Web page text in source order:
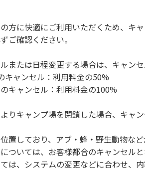
な行為（大音量の音楽、カラオケの
よる焚き火、BBQ、キャンプファイ
いるバーベキューコンロ及び焚き火
テントは張らないでください。（ター
ミは全てお持ち帰りください。（使用
どで起きた金品等の盗難、ご利用者
管理人の指示に従ってください。従
方に快適にご利用いただくため、キャ
ご確認ください。
たは日程変更する場合は、キャンセ
キャンセル：利用料金の50%
キャンセル：利用料金の100%
りキャンプ場を閉鎖した場合、キャ
置しており、アブ・蜂・野生動物な
ついては、お客様都合のキャンセル
、システムの変更などに合わせ、